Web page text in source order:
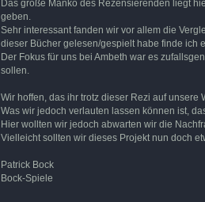
Das große Manko des Rezensierenden liegt
geben.
Sehr interessant fanden wir vor allem die
dieser Bücher gelesen/gespielt habe finde ich
Der Fokus für uns bei Ambeth war es
sollen.
Wir hoffen, das ihr trotz dieser Rezi auf
Was wir jedoch verlauten lassen können ist,
Hier wollten wir jedoch abwarten wir die
Vielleicht sollten wir dieses Projekt nun doch
Patrick Bock
Bock-Spiele